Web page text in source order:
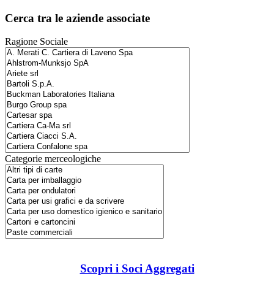
Cerca tra le aziende associate
Ragione Sociale
Categorie merceologiche
Scopri i Soci Aggregati